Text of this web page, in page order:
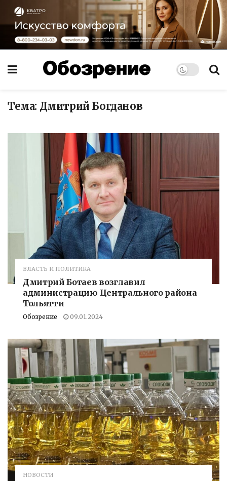
Тема: Дмитрий Богданов
ВЛАСТЬ И ПОЛИТИКА
Дмитрий Ботаев возглавил
администрацию Центрального района
Тольятти
Обозрение 09.01.2024
НОВОСТИ